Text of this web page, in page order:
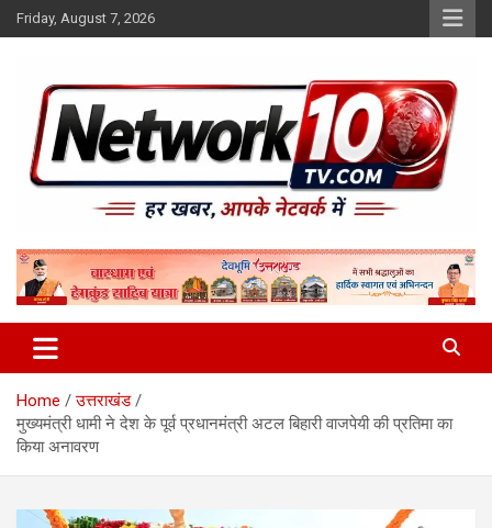
Skip
to
Friday, August 7, 2026
Network10tv
Home
उत्तराखंड
मुख्यमंत्री धामी ने देश के पूर्व प्रधानमंत्री अटल बिहारी वाजपेयी की प्रतिमा का
किया अनावरण